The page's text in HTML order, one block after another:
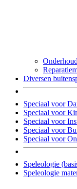
Diversen
Speciaal voor
Speciaal voor
Speciaal voor
Speciaal voor
Speciaal voor
Speleologie
Speleologie